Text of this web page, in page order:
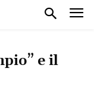
e il